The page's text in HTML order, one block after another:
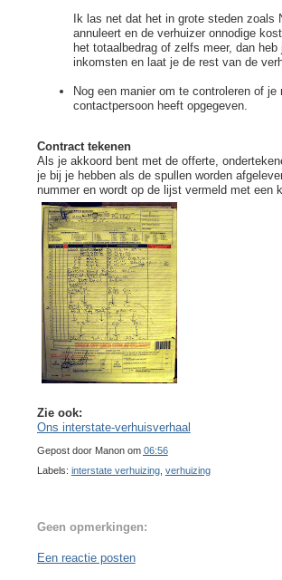
Ik las net dat het in grote steden
annuleert en de verhuizer onnodige
het totaalbedrag of zelfs meer, dan
inkomsten en laat je de rest van de
Nog een manier om te controleren of
contactpersoon heeft opgegeven.
Contract tekenen
Als je akkoord bent met de offerte,
je bij je hebben als de spullen worden
nummer en wordt op de lijst vermeld met een
Zie ook:
Ons interstate-verhuisverhaal
Gepost door Manon om 06:56
Labels: interstate verhuizing, verhuizing
Geen opmerkingen:
Een reactie posten